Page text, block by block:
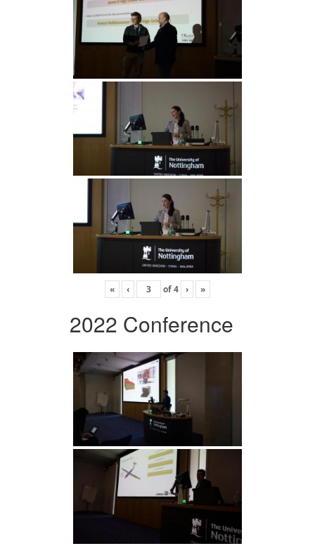
« ‹ of4 › »
2022 Conference